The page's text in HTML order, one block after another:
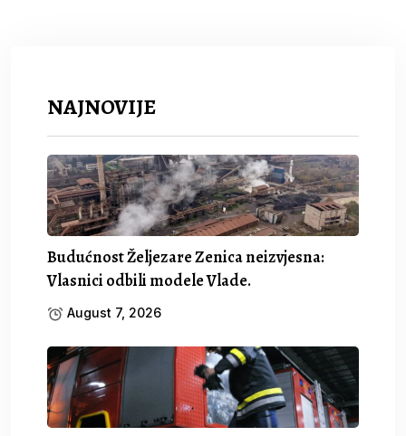
NAJNOVIJE
Budućnost Željezare Zenica neizvjesna:
Vlasnici odbili modele Vlade.
August 7, 2026